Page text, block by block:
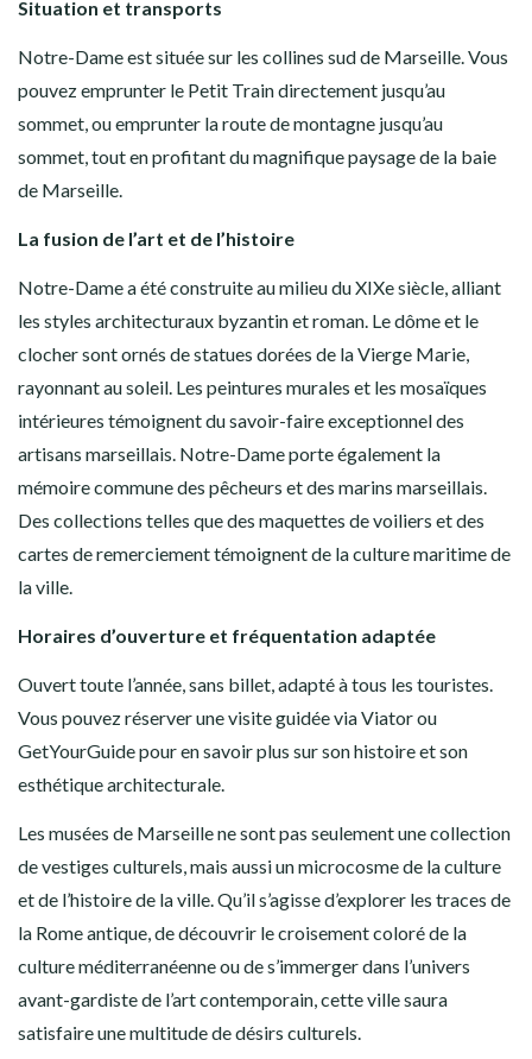
Situation et transports
Notre-Dame est située sur les collines sud de Marseille. Vous
pouvez emprunter le Petit Train directement jusqu’au
sommet, ou emprunter la route de montagne jusqu’au
sommet, tout en profitant du magnifique paysage de la baie
de Marseille.
La fusion de l’art et de l’histoire
Notre-Dame a été construite au milieu du XIXe siècle, alliant
les styles architecturaux byzantin et roman. Le dôme et le
clocher sont ornés de statues dorées de la Vierge Marie,
rayonnant au soleil. Les peintures murales et les mosaïques
intérieures témoignent du savoir-faire exceptionnel des
artisans marseillais. Notre-Dame porte également la
mémoire commune des pêcheurs et des marins marseillais.
Des collections telles que des maquettes de voiliers et des
cartes de remerciement témoignent de la culture maritime de
la ville.
Horaires d’ouverture et fréquentation adaptée
Ouvert toute l’année, sans billet, adapté à tous les touristes.
Vous pouvez réserver une visite guidée via Viator ou
GetYourGuide pour en savoir plus sur son histoire et son
esthétique architecturale.
Les musées de Marseille ne sont pas seulement une collection
de vestiges culturels, mais aussi un microcosme de la culture
et de l’histoire de la ville. Qu’il s’agisse d’explorer les traces de
la Rome antique, de découvrir le croisement coloré de la
culture méditerranéenne ou de s’immerger dans l’univers
avant-gardiste de l’art contemporain, cette ville saura
satisfaire une multitude de désirs culturels.